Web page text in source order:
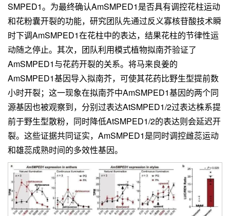
SMPED1。为最终确认AmSMPED1是否具有调控花柱运动
和花粉囊开裂的功能，研究团队先通过反义寡核苷酸技术瞬
时下调AmSMPED1在花柱中的表达，结果花柱的节律性运
动随之停止。其次，团队利用模式植物拟南芥验证了
AmSMPED1与花药开裂的关系。将马来良姜的
AmSMPED1基因导入拟南芥，可使其花药比野生型提前数
小时开裂；这一现象在拟南芥中AmSMPED1基因的两个同
源基因也被观察到，分别过表达AtSMPED1/2过表达株系提
前于野生型散粉，同时降低AtSMPED1/2的表达则会延迟开
裂。这些证据共同证实，AmSMPED1是同时调控雌蕊运动
和雄蕊成熟时间的多效性基因。